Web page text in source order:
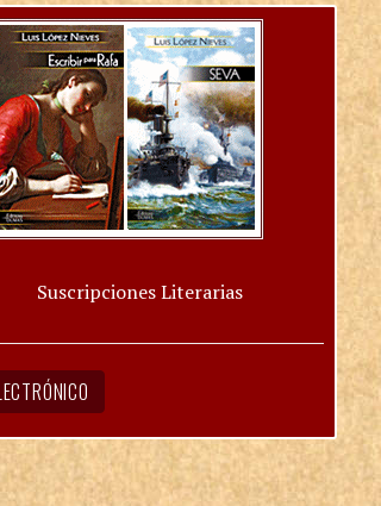
Suscripciones Literarias